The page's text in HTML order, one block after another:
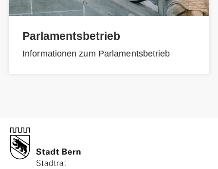
Parlamentsbetrieb
Informationen zum Parlamentsbetrieb